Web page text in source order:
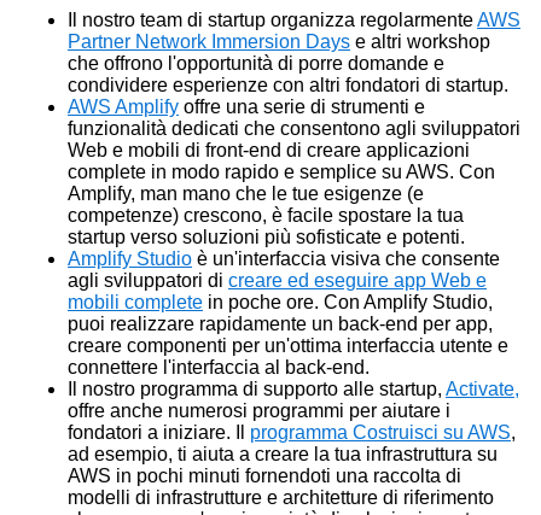
Il nostro team di startup organizza regolarmenteAWS
Partner Network Immersion Days e altri workshop
che offrono l'opportunità di porre domande e
condividere esperienze con altri fondatori di startup.
AWS Amplify offre una serie di strumenti e
funzionalità dedicati che consentono agli sviluppatori
Web e mobili di front-end di creare applicazioni
complete in modo rapido e semplice su AWS. Con
Amplify, man mano che le tue esigenze (e
competenze) crescono, è facile spostare la tua
startup verso soluzioni più sofisticate e potenti.
Amplify Studio è un'interfaccia visiva che consente
agli sviluppatori di creare ed eseguire app Web e
mobili complete in poche ore. Con Amplify Studio,
puoi realizzare rapidamente un back-end per app,
creare componenti per un'ottima interfaccia utente e
connettere l'interfaccia al back-end.
Il nostro programma di supporto alle startup, Activate,
offre anche numerosi programmi per aiutare i
fondatori a iniziare. Il
programma Costruisci su AWS,
ad esempio, ti aiuta a creare la tua infrastruttura su
AWS in pochi minuti fornendoti una raccolta di
modelli di infrastrutture e architetture di riferimento